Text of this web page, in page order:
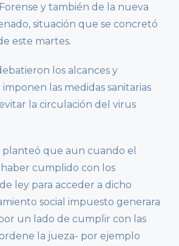
y también de la nueva
situación que se concretó
este martes.
los alcances y
las medidas sanitarias
la circulación del virus
planteó que aun cuando el
cumplido con los
ley para acceder a dicho
social impuesto generara
un lado de cumplir con las
la jueza- por ejemplo